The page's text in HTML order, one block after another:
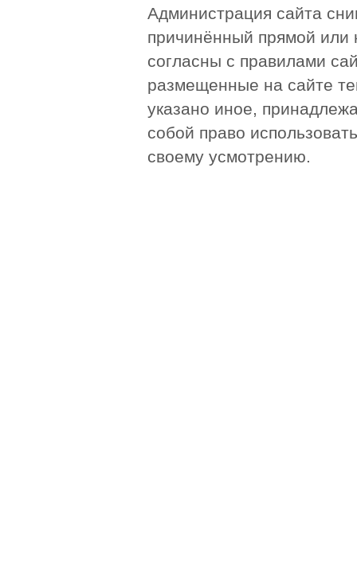
Администрация сайта
причинённый прямой или
согласны с правилами
размещенные на сайте
указано иное,
собой право
своему усмотрению.